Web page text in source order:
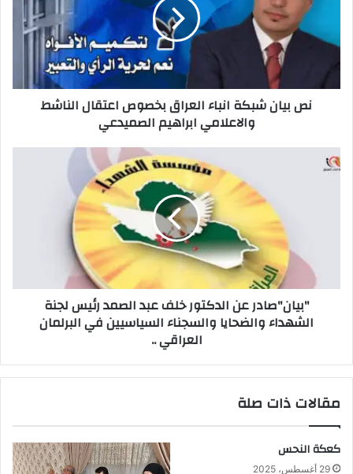
بخصوص
الناشط
والاعلامي
ابراهيمنص بيان شبكة انباء العراق بخصوص اعتقال الناشط
والاعلامي ابراهيم الصميدعي
"بيان"صادر
عن
الشهداء
والضحايا
والسجناء
البرلمان
..
"بيان"صادر عن الدكتور خلف عبد الصمد رئيس لجنة
الشهداء والضحايا والسجناء السياسيين في البرلمان
العراقي ..
مقالات ذات صلة
كعكة النحس
29 أغسطس، 2025